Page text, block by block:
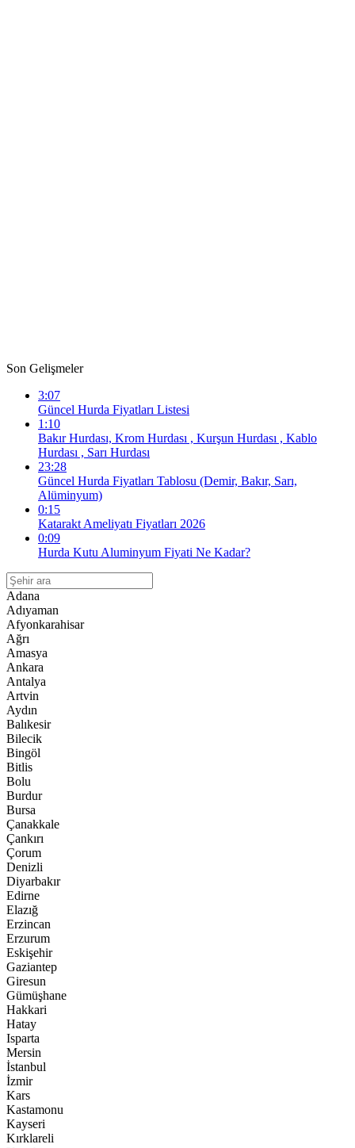
Son Gelişmeler
3:07
Güncel Hurda Fiyatları Listesi
1:10
Bakır Hurdası, Krom Hurdası , Kurşun Hurdası , Kablo
Hurdası , Sarı Hurdası
23:28
Güncel Hurda Fiyatları Tablosu (Demir, Bakır, Sarı,
Alüminyum)
0:15
Katarakt Ameliyatı Fiyatları 2026
0:09
Hurda Kutu Aluminyum Fiyati Ne Kadar?
Adana
Adıyaman
Afyonkarahisar
Ağrı
Amasya
Ankara
Antalya
Artvin
Aydın
Balıkesir
Bilecik
Bingöl
Bitlis
Bolu
Burdur
Bursa
Çanakkale
Çankırı
Çorum
Denizli
Diyarbakır
Edirne
Elazığ
Erzincan
Erzurum
Eskişehir
Gaziantep
Giresun
Gümüşhane
Hakkari
Hatay
Isparta
Mersin
İstanbul
İzmir
Kars
Kastamonu
Kayseri
Kırklareli